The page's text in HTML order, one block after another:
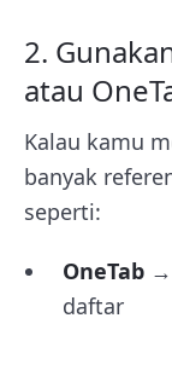
2.
atau
Kalau kamu
banyak
seperti:
OneTab →
daftar